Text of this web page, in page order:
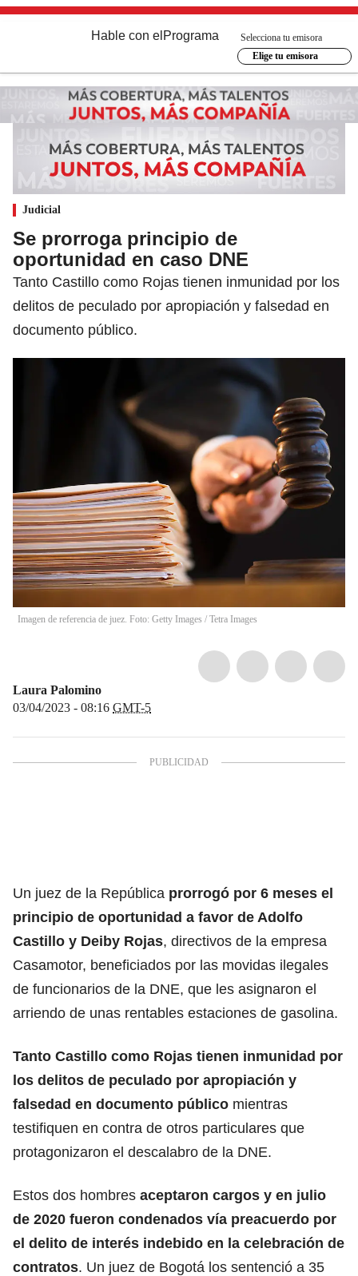
Hable con el Programa
Selecciona tu emisora
Elige tu emisora
Judicial
Se prorroga principio de
oportunidad en caso DNE
Tanto Castillo como Rojas tienen inmunidad por los
delitos de peculado por apropiación y falsedad en
documento público.
Imagen de referencia de juez. Foto: Getty Images / Tetra Images
Laura Palomino
03/04/2023 - 08:16 GMT-5
Un juez de la República prorrogó por 6 meses el
principio de oportunidad a favor de Adolfo
Castillo y Deiby Rojas, directivos de la empresa
Casamotor, beneficiados por las movidas ilegales
de funcionarios de la DNE, que les asignaron el
arriendo de unas rentables estaciones de gasolina.
Tanto Castillo como Rojas tienen inmunidad por
los delitos de peculado por apropiación y
falsedad en documento público mientras
testifiquen en contra de otros particulares que
protagonizaron el descalabro de la DNE.
Estos dos hombres aceptaron cargos y en julio
de 2020 fueron condenados vía preacuerdo por
el delito de interés indebido en la celebración de
contratos. Un juez de Bogotá los sentenció a 35